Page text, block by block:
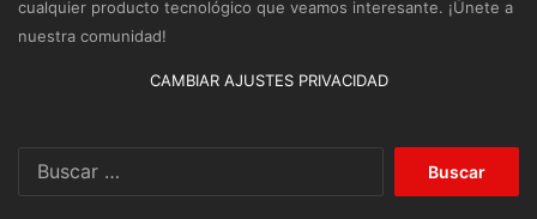
cualquier producto tecnológico que veamos interesante. ¡Únete a
nuestra comunidad!
CAMBIAR AJUSTES PRIVACIDAD